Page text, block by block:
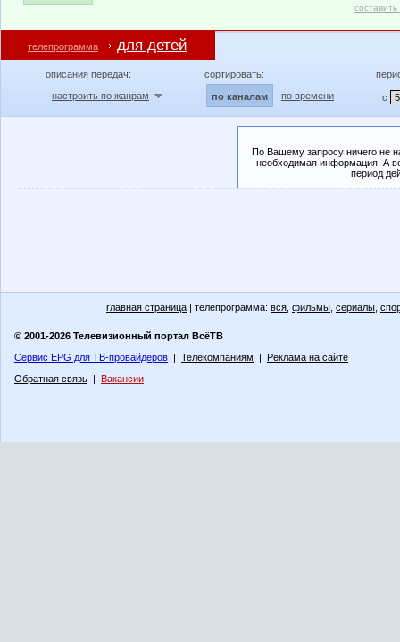
телепрограмма для детей
описания передач:
настроить по жанрам
сортировать:
по каналам по времени с
По Вашему запросу ничего не
необходимая информация. А
период
главная страница | телепрограмма: вся фильмы сериалы
© 2001-2026 Телевизионный портал ВсёТВ
Сервис EPG для ТВ-провайдеров | Телекомпаниям | Реклама на сайте
Обратная связь | Вакансии